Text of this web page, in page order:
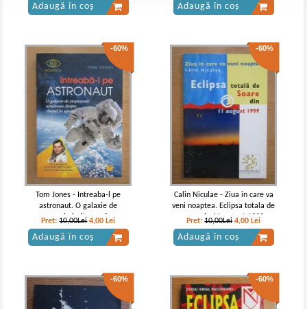
Adaugă în coș Adaugă în coș
-60%
Tom Jones - Intreaba-l pe
astronaut. O galaxie de
raspunsuri uimitoare despre
zborul in spatiu
Pret:10,00Lei 4,00 Lei
Adaugă în coș
-60%
Calin Niculae - Ziua in care va
veni noaptea. Eclipsa totala de
soare in 11 august 1999
Pret:10,00Lei 4,00 Lei
Adaugă în coș
-60% -60%